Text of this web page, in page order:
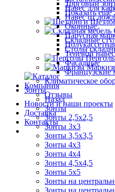
Торговый
Показать ещё
Складные
Столы
Компания
Отзывы
Новости и наши проекты
Доставка
Контакты
Навес для
Навес от
Оконные
Парусная
Теневой навес
Фасадные
Французские
Климатическое
Зонты
Назад
Зонты
Зонты 2,5х2,5
Зонты 3х3
Зонты 3,5х3,5
Зонты 4х3
Зонты 4х4
Зонты 4,5х4,5
Зонты 5х5
Зонты на
Зонты на